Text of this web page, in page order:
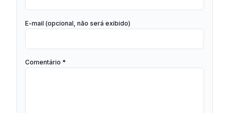
E-mail (opcional, não será exibido)
Comentário *